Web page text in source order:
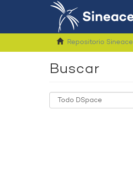
Repositorio Sineace
Buscar